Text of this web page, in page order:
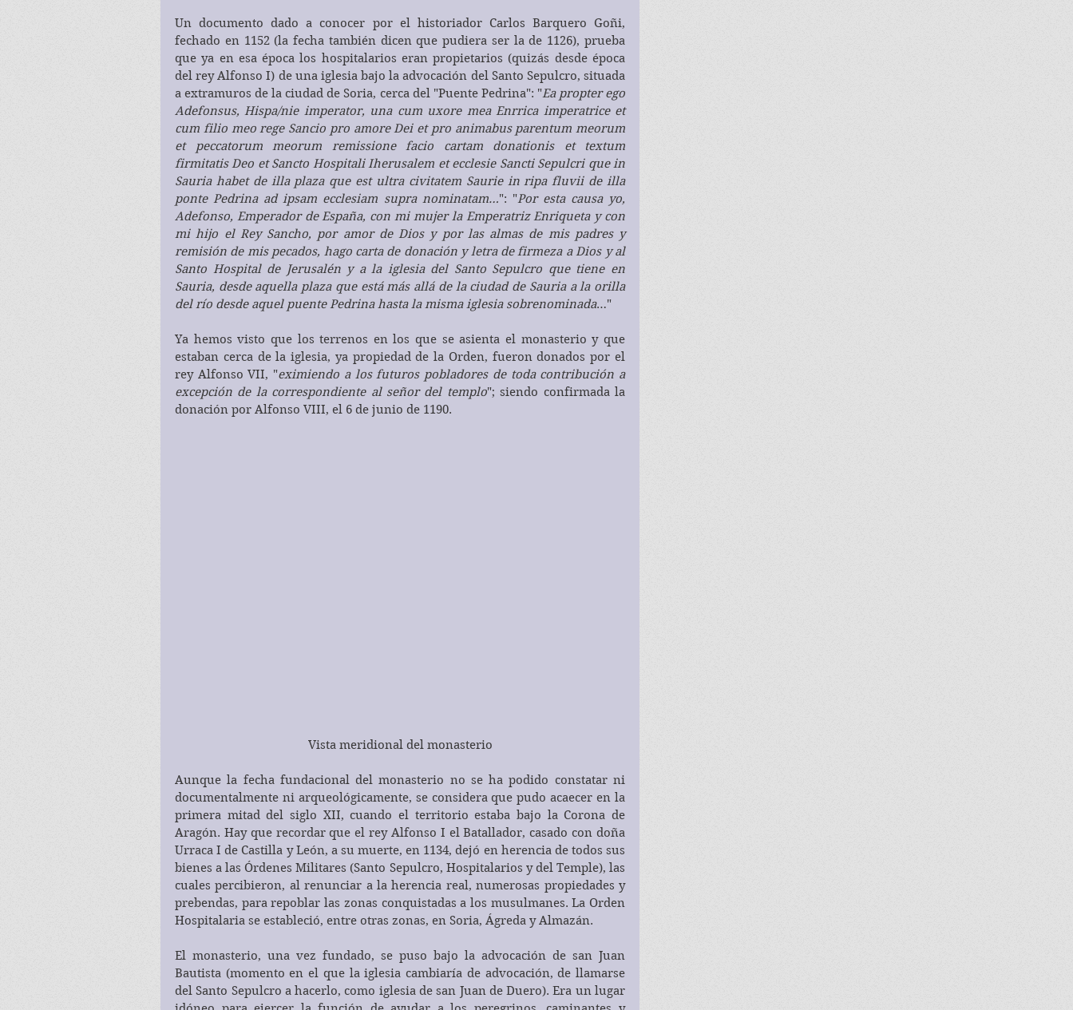
Un documento dado a conocer por el historiador Carlos Barquero Goñi,
fechado en 1152 (la fecha también dicen que pudiera ser la de 1126), prueba
que ya en esa época los hospitalarios eran propietarios (quizás desde época
del rey Alfonso I) de una iglesia bajo la advocación del Santo Sepulcro, situada
a extramuros de la ciudad de Soria, cerca del "Puente Pedrina": "Ea propter ego
Adefonsus, Hispa/nie imperator, una cum uxore mea Enrrica imperatrice et
cum filio meo rege Sancio pro amore Dei et pro animabus parentum meorum
et peccatorum meorum remissione facio cartam donationis et textum
firmitatis Deo et Sancto Hospitali Iherusalem et ecclesie Sancti Sepulcri que in
Sauria habet de illa plaza que est ultra civitatem Saurie in ripa fluvii de illa
ponte Pedrina ad ipsam ecclesiam supra nominatam…": "Por esta causa yo,
Adefonso, Emperador de España, con mi mujer la Emperatriz Enriqueta y con
mi hijo el Rey Sancho, por amor de Dios y por las almas de mis padres y
remisión de mis pecados, hago carta de donación y letra de firmeza a Dios y al
Santo Hospital de Jerusalén y a la iglesia del Santo Sepulcro que tiene en
Sauria, desde aquella plaza que está más allá de la ciudad de Sauria a la orilla
del río desde aquel puente Pedrina hasta la misma iglesia sobrenominada…"
Ya hemos visto que los terrenos en los que se asienta el monasterio y que
estaban cerca de la iglesia, ya propiedad de la Orden, fueron donados por el
rey Alfonso VII, "eximiendo a los futuros pobladores de toda contribución a
excepción de la correspondiente al señor del templo"; siendo confirmada la
donación por Alfonso VIII, el 6 de junio de 1190.
Vista meridional del monasterio
Aunque la fecha fundacional del monasterio no se ha podido constatar ni
documentalmente ni arqueológicamente, se considera que pudo acaecer en la
primera mitad del siglo XII, cuando el territorio estaba bajo la Corona de
Aragón. Hay que recordar que el rey Alfonso I el Batallador, casado con doña
Urraca I de Castilla y León, a su muerte, en 1134, dejó en herencia de todos sus
bienes a las Órdenes Militares (Santo Sepulcro, Hospitalarios y del Temple), las
cuales percibieron, al renunciar a la herencia real, numerosas propiedades y
prebendas, para repoblar las zonas conquistadas a los musulmanes. La Orden
Hospitalaria se estableció, entre otras zonas, en Soria, Ágreda y Almazán.
El monasterio, una vez fundado, se puso bajo la advocación de san Juan
Bautista (momento en el que la iglesia cambiaría de advocación, de llamarse
del Santo Sepulcro a hacerlo, como iglesia de san Juan de Duero). Era un lugar